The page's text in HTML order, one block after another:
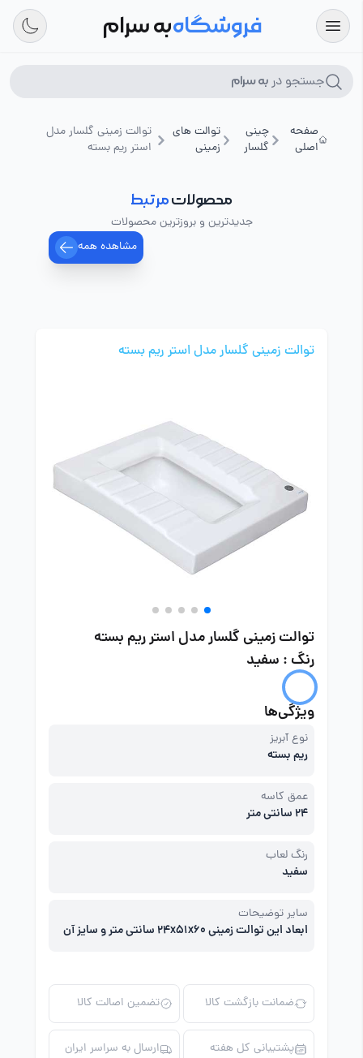
فروشگاهبه سرام
جستجو در به سرام
صفحه
اصلی
چینی
گلسار
توالت های
زمینی
توالت زمینی گلسار مدل
استر ریم بسته
محصولاتمرتبط
جدیدترین و بروزترین محصولات
مشاهده همه
توالت زمینی گلسار مدل استر ریم بسته
توالت زمینی گلسار مدل استر ریم بسته
رنگ : سفید
ویژگی‌ها
نوع آبریز
ریم بسته
عمق کاسه
24 سانتی متر
رنگ لعاب
سفید
سایر توضیحات
ابعاد این توالت زمینی 24x51x60 سانتی متر و سایز آن
ضمانت بازگشت کالا تضمین اصالت کالا
پشتیبانی کل هفته ارسال به سراسر ایران